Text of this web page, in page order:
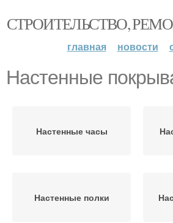
СТРОИТЕЛЬСТВО,
главная новости
Настенные
Настенные часы
Настенные полки